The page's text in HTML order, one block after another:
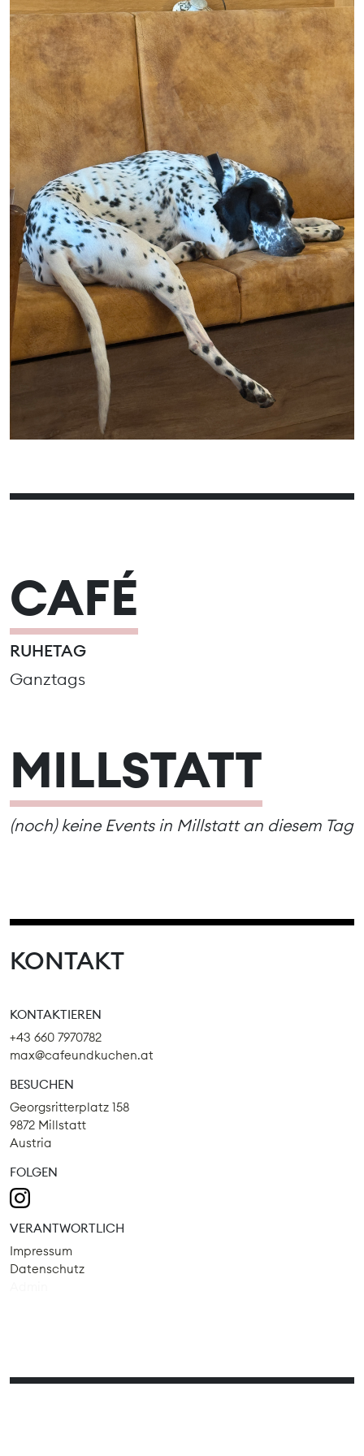
01
02
03
04 05 06 07 08
09
10
11 12 13 14 15
16
17
18 19 20 21 22
23
24
25 26 27 28 29 30
CAFÉ
RUHETAG
Ganztags
MILLSTATT
(noch) keine Events in Millstatt an diesem Tag
KONTAKT
KONTAKTIEREN
+43 660 7970782
max@cafeundkuchen.at
BESUCHEN
Georgsritterplatz 158
9872 Millstatt
Austria
FOLGEN
VERANTWORTLICH
Impressum
Datenschutz